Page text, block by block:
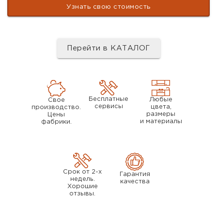
Узнать свою стоимость
Перейти в КАТАЛОГ
Свое
производство.
Цены
фабрики.
Бесплатные
сервисы
Любые
цвета,
размеры
и материалы
Срок от 2-х
недель.
Хорошие
отзывы.
Гарантия
качества